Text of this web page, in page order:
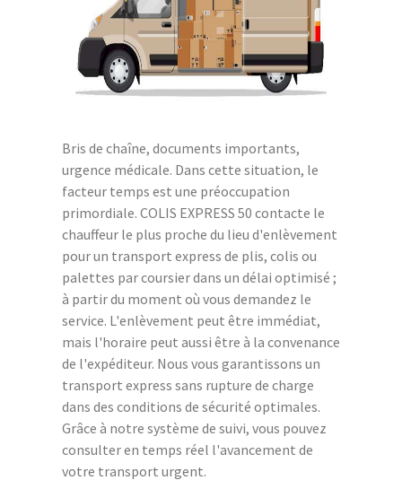
Bris de chaîne, documents importants,
urgence médicale. Dans cette situation, le
facteur temps est une préoccupation
primordiale. COLIS EXPRESS 50 contacte le
chauffeur le plus proche du lieu d'enlèvement
pour un transport express de plis, colis ou
palettes par coursier dans un délai optimisé ;
à partir du moment où vous demandez le
service. L'enlèvement peut être immédiat,
mais l'horaire peut aussi être à la convenance
de l'expéditeur. Nous vous garantissons un
transport express sans rupture de charge
dans des conditions de sécurité optimales.
Grâce à notre système de suivi, vous pouvez
consulter en temps réel l'avancement de
votre transport urgent.